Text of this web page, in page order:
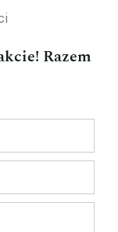
Razem